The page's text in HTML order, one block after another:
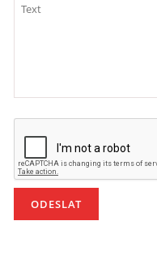
VÝTVARNÉ AKTIVITY - JARO
VÝTVARNÉ AKTIVITY - LÉTO